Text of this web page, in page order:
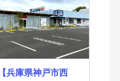
【兵庫県神戸市西